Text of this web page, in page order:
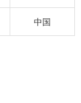
中国